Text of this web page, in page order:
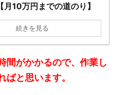
月10万円までの道のり】
続きを見る
間がかかるので、作業し
ばと思います。